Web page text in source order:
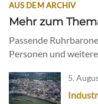
AUS DEM ARCHIV
Mehr zum
Passende
Personen und
5.